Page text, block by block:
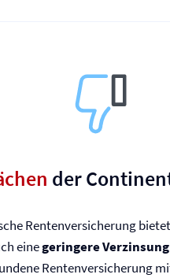
der
Renten­versicherung
einegeringere Verzinsung
Renten­versicherung